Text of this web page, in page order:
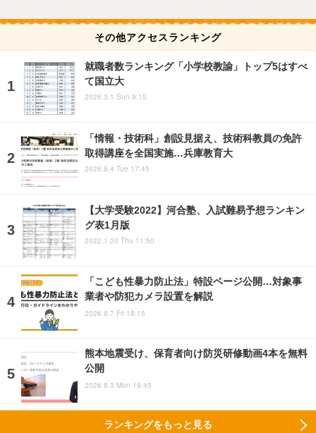
その他アクセスランキング
就職者数ランキング「小学校教諭」トップ5はすべ
て国立大
2026.3.1 Sun 9:15
「情報・技術科」創設見据え、技術科教員の免許
取得講座を全国実施…兵庫教育大
2026.8.4 Tue 17:45
【大学受験2022】河合塾、入試難易予想ランキン
グ表1月版
2022.1.20 Thu 11:50
「こども性暴力防止法」特設ページ公開…対象事
業者や防犯カメラ設置を解説
2026.8.7 Fri 18:15
熊本地震受け、保育者向け防災研修動画4本を無料
公開
2026.8.3 Mon 19:45
ランキングをもっと見る